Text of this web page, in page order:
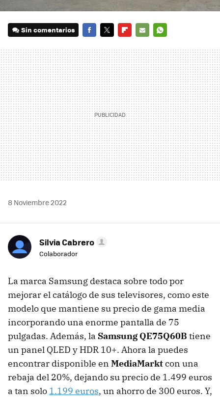
Sin comentarios
MAIL
8 Noviembre 2022
Silvia Cabrero
Colaborador
La marca Samsung destaca sobre todo por
mejorar el catálogo de sus televisores, como este
modelo que mantiene su precio de gama media
incorporando una enorme pantalla de 75
pulgadas. Además, la Samsung QE75Q60B tiene
un panel QLED y HDR 10+. Ahora la puedes
encontrar disponible en MediaMarktcon una
rebaja del 20%, dejando su precio de 1.499 euros
a tan solo 1.199 euros, un ahorro de 300 euros. Y,